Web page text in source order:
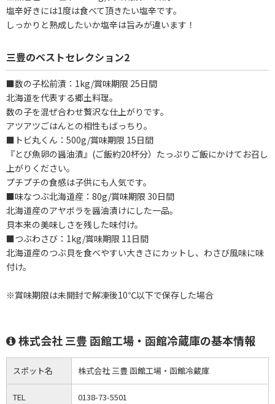
塩辛好きには1度は食べて頂きたい塩辛です。
しっかりと熟成したいか塩辛は旨みが違います！
三豊のベストセレクション2
■数の子松前漬：1kg/賞味期限 25日間
北海道を代表する郷土料理。
数の子を混ぜ合わせ贅沢な仕上がりです。
アツアツごはんとの相性もばっちり。
■トビ丸くん：500g/賞味期限 15日間
『とび魚卵の醤油漬』(ご飯約20杯分）たっぷりご飯にかけてお召し
上がりください。
プチプチの食感は子供にも人気です。
■味なつぶ北海道産：80g/賞味期限 30日間
北海道産のアヤボラを醤油漬けにした一品。
貝本来の美味しさを残した味付け。
■つぶわさび：1kg/賞味期限 11日間
北海道産のつぶ貝を食べやすい大きさにカットし、わさび風味に味
付け。
※賞味期限は未開封で解凍後10℃以下で保存した場合
株式会社 三豊 函館工場・函館冷蔵庫の基本情報
スポット名 株式会社 三豊 函館工場・函館冷蔵庫
TEL 0138-73-5501